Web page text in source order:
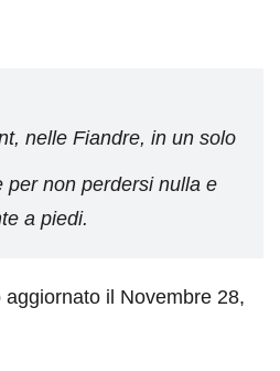
nelle Fiandre, in un solo
per non perdersi nulla e
a piedi.
il Novembre 28,